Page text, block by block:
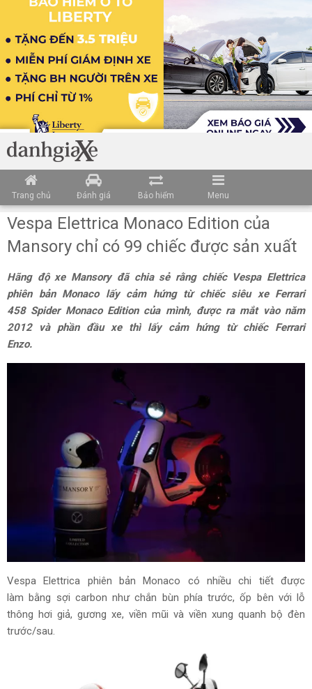
Trang chủ Đánh giá Bảo hiểm Menu
Vespa Elettrica Monaco Edition của
Mansory chỉ có 99 chiếc được sản xuất
Hãng độ xe Mansory đã chia sẻ rằng chiếc Vespa Elettrica
phiên bản Monaco lấy cảm hứng từ chiếc siêu xe Ferrari
458 Spider Monaco Edition của mình, được ra mắt vào năm
2012 và phần đầu xe thì lấy cảm hứng từ chiếc Ferrari
Enzo.
Vespa Elettrica phiên bản Monaco có nhiều chi tiết được
làm bằng sợi carbon như chắn bùn phía trước, ốp bên với lỗ
thông hơi giả, gương xe, viền mũi và viền xung quanh bộ đèn
trước/sau.